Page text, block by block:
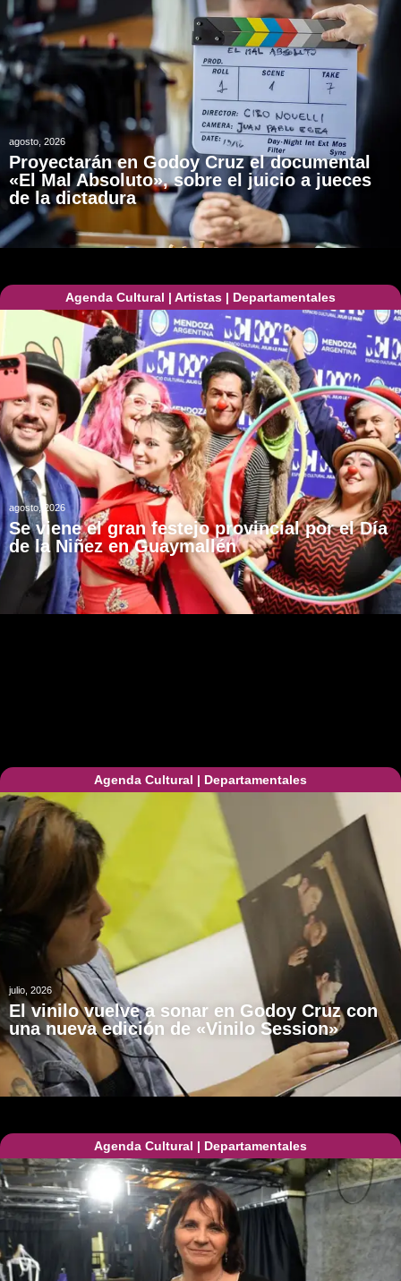
agosto, 2026
Proyectarán en Godoy Cruz el documental
«El Mal Absoluto», sobre el juicio a jueces
de la dictadura
Agenda Cultural | Artistas | Departamentales
agosto, 2026
Se viene el gran festejo provincial por el Día
de la Niñez en Guaymallén
Agenda Cultural | Departamentales
julio, 2026
El vinilo vuelve a sonar en Godoy Cruz con
una nueva edición de «Vinilo Session»
Agenda Cultural | Departamentales